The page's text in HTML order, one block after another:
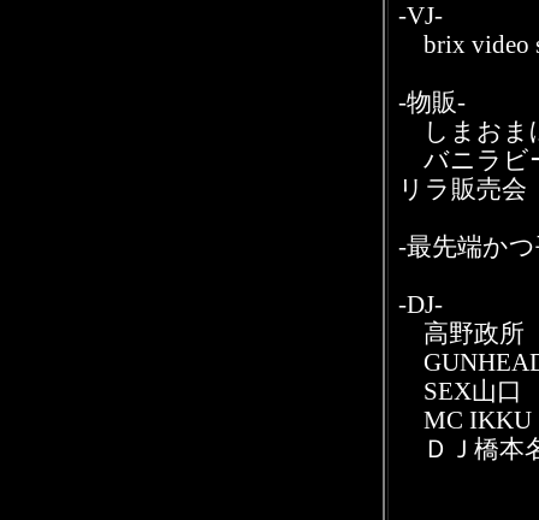
-VJ-
brix video
-物販-
しまおま
バニラビ
リラ販売会
-最先端か
-DJ-
高野政所
SEX山口
MC IKKU
ＤＪ橋本